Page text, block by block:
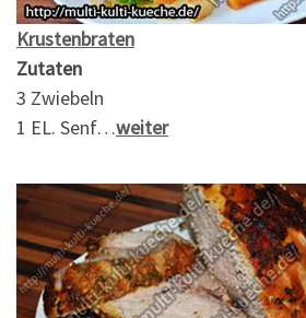
Krustenbraten
Zutaten
3 Zwiebeln
1 EL. Senf…weiter